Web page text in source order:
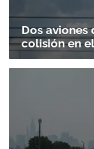
Dos aviones
colisión en